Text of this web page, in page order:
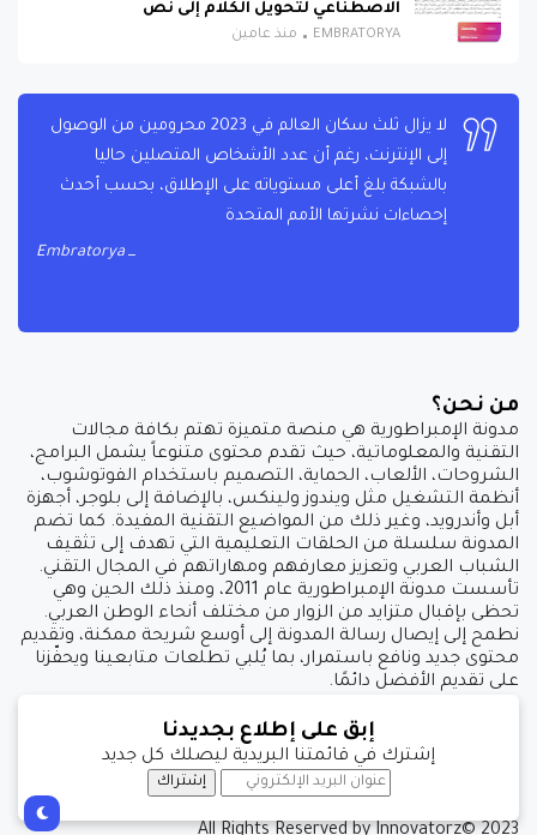
الاصطناعي لتحويل الكلام إلى نص
EMBRATORYA منذ عامين
لا يزال ثلث سكان العالم في 2023 محرومين من الوصول
إلى الإنترنت، رغم أن عدد الأشخاص المتصلين حاليا
بالشبكة بلغ أعلى مستوياته على الإطلاق، بحسب أحدث
إحصاءات نشرتها الأمم المتحدة
Embratorya
من نحن؟
مدونة الإمبراطورية هي منصة متميزة تهتم بكافة مجالات
التقنية والمعلوماتية، حيث تقدم محتوى متنوعاً يشمل البرامج،
الشروحات، الألعاب، الحماية، التصميم باستخدام الفوتوشوب،
أنظمة التشغيل مثل ويندوز ولينكس، بالإضافة إلى بلوجر، أجهزة
أبل وأندرويد، وغير ذلك من المواضيع التقنية المفيدة. كما تضم
المدونة سلسلة من الحلقات التعليمية التي تهدف إلى تثقيف
الشباب العربي وتعزيز معارفهم ومهاراتهم في المجال التقني.
تأسست مدونة الإمبراطورية عام 2011، ومنذ ذلك الحين وهي
تحظى بإقبال متزايد من الزوار من مختلف أنحاء الوطن العربي.
نطمح إلى إيصال رسالة المدونة إلى أوسع شريحة ممكنة، وتقديم
محتوى جديد ونافع باستمرار، بما يُلبي تطلعات متابعينا ويحفّزنا
على تقديم الأفضل دائمًا.
إبق على إطلاع بجديدنا
إشترك في قائمتنا البريدية ليصلك كل جديد
إشتراك